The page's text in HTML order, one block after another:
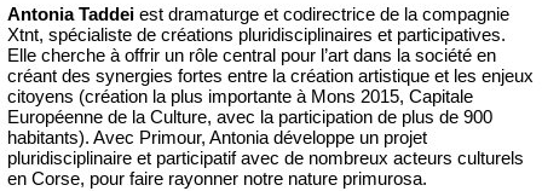
Antonia Taddei est dramaturge et codirectrice de la compagnie
Xtnt, spécialiste de créations pluridisciplinaires et participatives.
Elle cherche à offrir un rôle central pour l’art dans la société en
créant des synergies fortes entre la création artistique et les enjeux
citoyens (création la plus importante à Mons 2015, Capitale
Européenne de la Culture, avec la participation de plus de 900
habitants). Avec Primour, Antonia développe un projet
pluridisciplinaire et participatif avec de nombreux acteurs culturels
en Corse, pour faire rayonner notre nature primurosa.